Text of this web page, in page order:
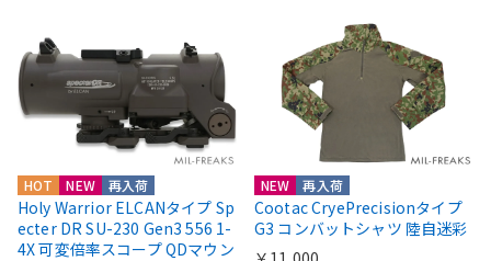
HOT NEW 再入荷
Holy Warrior ELCANタイプ Sp
ecter DR SU-230 Gen3 556 1-
4X 可変倍率スコープ QDマウン
NEW 再入荷
Cootac CryePrecisionタイプ
G3 コンバットシャツ 陸自迷彩